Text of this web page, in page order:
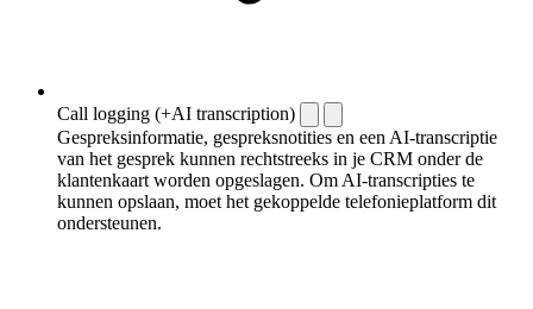
Call logging (+AI transcription)
Gespreksinformatie, gespreksnotities en een AI-transcriptie
van het gesprek kunnen rechtstreeks in je CRM onder de
klantenkaart worden opgeslagen. Om AI-transcripties te
kunnen opslaan, moet het gekoppelde telefonieplatform dit
ondersteunen.